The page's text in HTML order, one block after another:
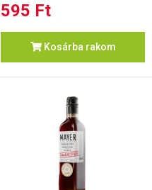
595 Ft
Kosárba rakom